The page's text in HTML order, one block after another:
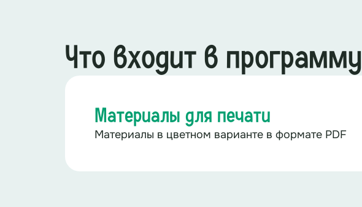
Что входит в программу
Материалы для печати
Материалы в цветном варианте в формате PDF